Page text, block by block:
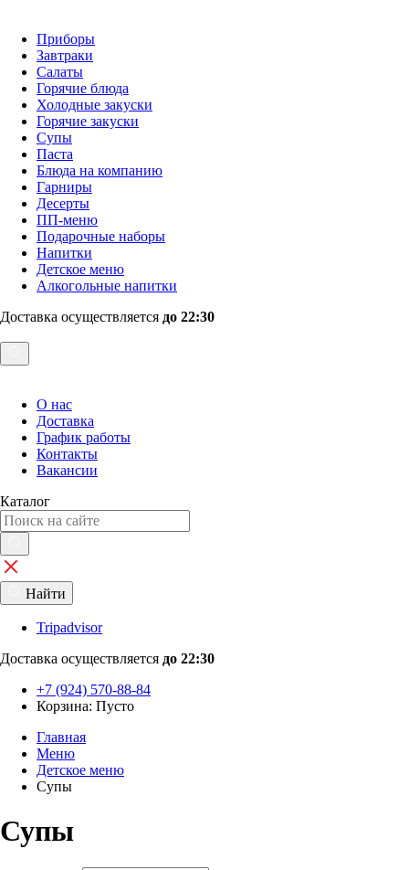
Приборы
Завтраки
Салаты
Горячие блюда
Холодные закуски
Горячие закуски
Супы
Паста
Блюда на компанию
Гарниры
Десерты
ПП-меню
Подарочные наборы
Напитки
Детское меню
Алкогольные напитки
Доставка осуществляется до 22:30
О нас
Доставка
График работы
Контакты
Вакансии
Каталог
Найти
Tripadvisor
Доставка осуществляется до 22:30
+7 (924) 570-88-84
Корзина: Пусто
Главная
Меню
Детское меню
Супы
Супы